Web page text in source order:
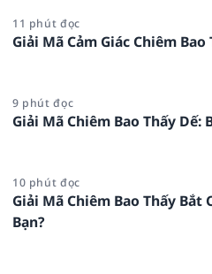
11 phút đọc
Giải Mã Cảm Giác Chiêm Bao
9 phút đọc
Giải Mã Chiêm Bao Thấy Dế:
10 phút đọc
Giải Mã Chiêm Bao Thấy
Bạn?